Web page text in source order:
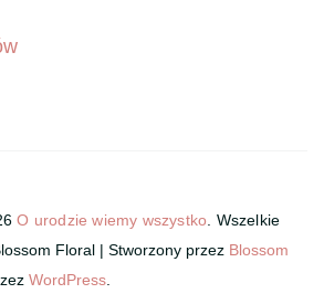
O urodzie wiemy wszystko. Wszelkie
Floral | Stworzony przez Blossom
WordPress.